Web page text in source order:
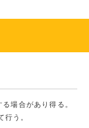
場合があり得る。
行う。